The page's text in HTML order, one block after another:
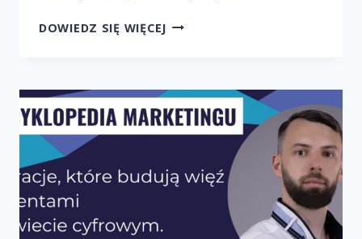
DOWIEDZ SIĘ WIĘCEJEWOLUCJA
INTERNETOWYM.